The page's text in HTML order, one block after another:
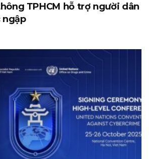
TPHCM hỗ trợ người dân
ngập